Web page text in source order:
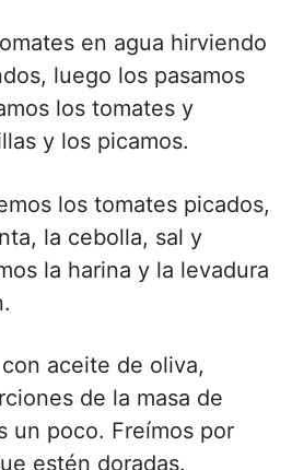
en agua hirviendo
luego los pasamos
los tomates y
y los picamos.
los tomates picados,
la cebolla, sal y
la harina y la levadura
aceite de oliva,
de la masa de
un poco. Freímos por
estén doradas.